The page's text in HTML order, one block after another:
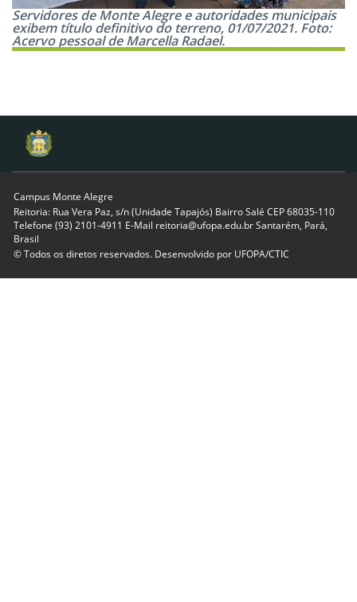
Servidores de Monte Alegre e autoridades municipais
exibem título definitivo do terreno, 01/07/2021. Foto:
Acervo pessoal de Marcella Radael.
Campus Monte Alegre
Reitoria: Rua Vera Paz, s/n (Unidade Tapajós) Bairro Salé CEP 68035-110
Telefone (93) 2101-4911 E-Mail reitoria@ufopa.edu.br Santarém, Pará,
Brasil
© Todos os diretos reservados. Desenvolvido por UFOPA/CTIC